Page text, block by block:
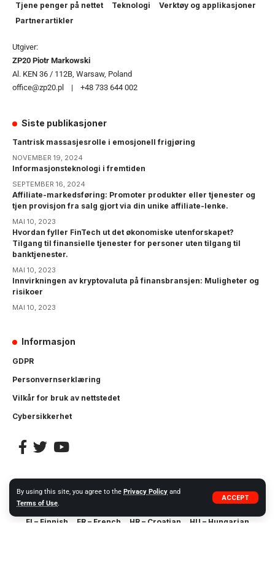
By using this site, you agree to the Privacy Policy and
Terms of Use.
ACCEPT
Tjene penger på nettet
Teknologi
Verktøy og applikasjoner
Partnerartikler
Utgiver:
ZP20 Piotr Markowski
Al. KEN 36 / 112B, Warsaw, Poland
office@zp20.pl | +48 733 644 002
Siste publikasjoner
Tantrisk massasjesrolle i emosjonell frigjøring
NOVEMBER 19, 2024
Informasjonsteknologi i fremtiden
SEPTEMBER 16, 2024
Affiliate-markedsføring: Promoter produkter eller tjenester og
tjen provisjon fra salg gjort via din unike affiliate-lenke.
MAI 10, 2023
Hvordan fyller FinTech ut det økonomiske utenforskapet?
Tilgang til finansielle tjenester for personer uten tilgang til
banktjenester.
MAI 10, 2023
Innvirkningen av kryptovaluta på finansbransjen: Muligheter og
risikoer
MAI 10, 2023
Informasjon
GDPR
Personvernserklæring
Vilkår for bruk av nettstedet
Cybersikkerhet
BG – Bulgarian CS – Czech DA – Danish
DE – German
EL – Greek
ET – Estonian
FI – Finnish
FR – French HR – Croatian
HU – Hungarian